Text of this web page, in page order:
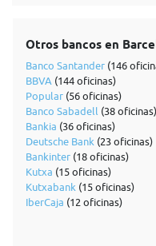
Otros bancos en
Banco Santander (146
BBVA (144 oficinas)
Popular (56 oficinas)
Banco Sabadell (38 oficinas)
Bankia (36 oficinas)
Deutsche Bank (23 oficinas)
Bankinter (18 oficinas)
Kutxa (15 oficinas)
Kutxabank (15 oficinas)
IberCaja (12 oficinas)